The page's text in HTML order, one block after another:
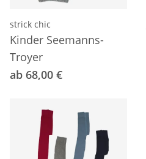
strick chic
Kinder Seemanns-
Troyer
ab 68,00 €